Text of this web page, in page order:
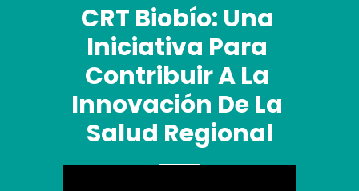
CRT Biobío: Una
Iniciativa Para
Contribuir A La
Innovación De La
Salud Regional